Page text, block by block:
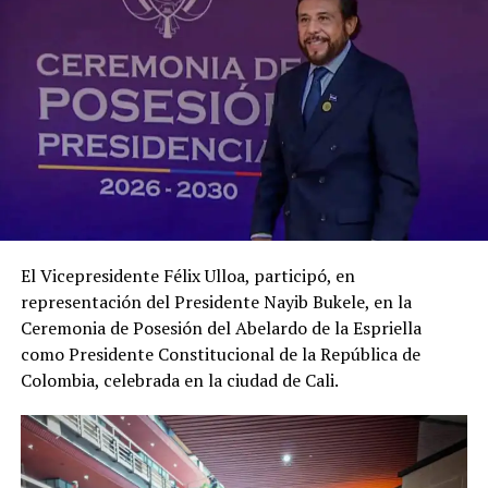
El Vicepresidente Félix Ulloa, participó, en
representación del Presidente Nayib Bukele, en la
Ceremonia de Posesión del Abelardo de la Espriella
como Presidente Constitucional de la República de
Colombia, celebrada en la ciudad de Cali.